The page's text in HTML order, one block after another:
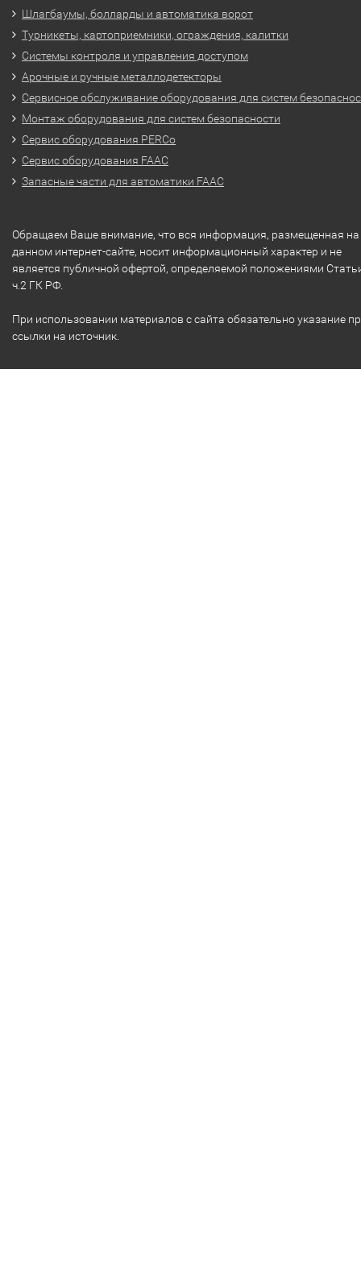
Шлагбаумы, болларды и автоматика ворот
Турникеты, картоприемники, ограждения, калитки
Системы контроля и управления доступом
Арочные и ручные металлодетекторы
Сервисное обслуживание оборудования для систем
Монтаж оборудования для систем безопасности
Сервис оборудования PERCo
Сервис оборудования FAAC
Запасные части для автоматики FAAC
Обращаем Ваше внимание, что вся информация, размещенная на
данном интернет-сайте, носит информационный характер и не
является публичной офертой, определяемой положениями
ч.2 ГК РФ.
При использовании материалов с сайта обязательно указание
ссылки на источник.